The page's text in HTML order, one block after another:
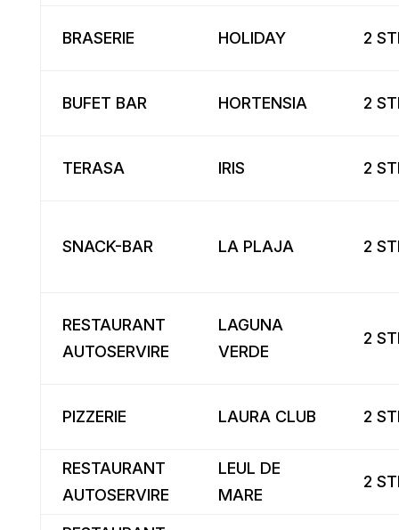
BRASERIE HOLIDAY 2
BUFET BAR HORTENSIA 2
TERASA IRIS 2
SNACK-BAR LA PLAJA 2
RESTAURANT
AUTOSERVIRE
LAGUNA
VERDE
2
PIZZERIE LAURA CLUB 2
RESTAURANT
AUTOSERVIRE
LEUL DE
MARE
2